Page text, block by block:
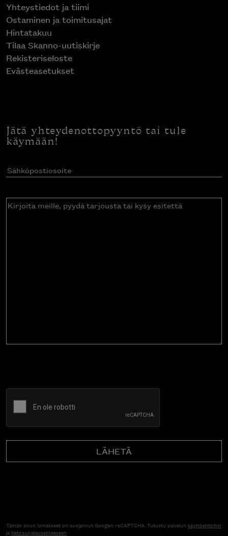
Yhteystiedot ja tiimi
Ostaminen ja toimitusajat
Hintatakuu
Tilaa Skanno-uutiskirje
Rekisteriseloste
Evästeasetukset
Jätä yhteydenottopyyntö tai tule
käymään!
Sähköpostiosoite(Pakollinen)
Kirjoita
Tämän sivun lomakkeet on suojannut Googlen reCAPTCHA. Tutustu palvelun käyttöehtoihin
jatietosuojalausekkeeseen